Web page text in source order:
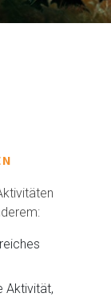
Aktivität,